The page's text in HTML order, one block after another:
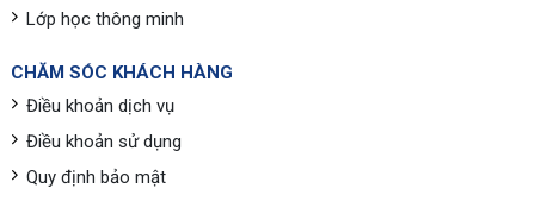
Lớp học thông minh
CHĂM SÓC KHÁCH HÀNG
Điều khoản dịch vụ
Điều khoản sử dụng
Quy định bảo mật